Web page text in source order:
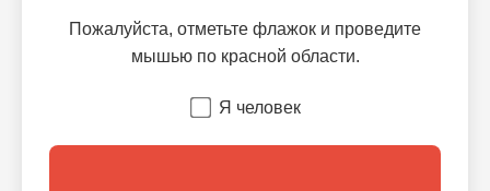
Пожалуйста, отметьте флажок и проведите
мышью по красной области.
Я человек